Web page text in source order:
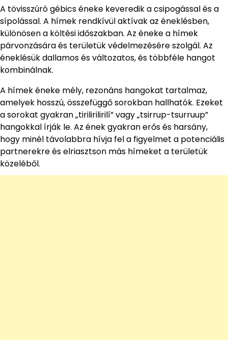
A tövisszúró gébics éneke keveredik a csipogással és a
sípolással. A hímek rendkívül aktívak az éneklésben,
különösen a költési időszakban. Az éneke a hímek
párvonzására és területük védelmezésére szolgál. Az
éneklésük dallamos és változatos, és többféle hangot
kombinálnak.
A hímek éneke mély, rezonáns hangokat tartalmaz,
amelyek hosszú, összefüggő sorokban hallhatók. Ezeket
a sorokat gyakran „tirilirilirilí” vagy „tsirrup-tsurruup”
hangokkal írják le. Az ének gyakran erős és harsány,
hogy minél távolabbra hívja fel a figyelmet a potenciális
partnerekre és elriasztson más hímeket a területük
közeléből.